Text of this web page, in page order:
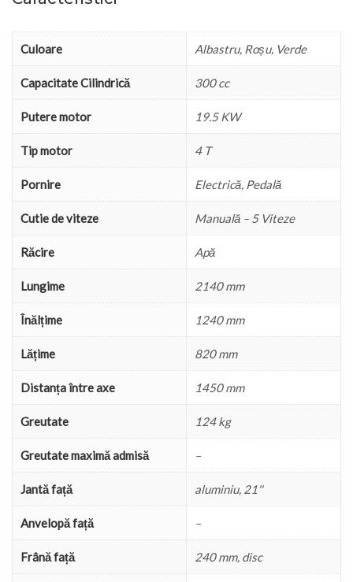
Culoare Albastru, Roșu, Verde
Capacitate Cilindrică 300 cc
Putere motor 19.5 KW
Tip motor 4 T
Pornire Electrică, Pedală
Cutie de viteze Manuală – 5 Viteze
Răcire Apă
Lungime 2140 mm
Înălțime 1240 mm
Lățime 820 mm
Distanța între axe 1450 mm
Greutate 124 kg
Greutate maximă admisă –
Jantă față aluminiu, 21''
Anvelopă față –
Frână față 240 mm, disc